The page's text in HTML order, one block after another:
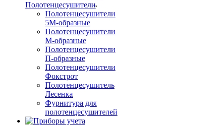
Полотенцесушители
Полотенцесушители
5М-образные
Полотенцесушители
М-образные
Полотенцесушители
П-образные
Полотенцесушители
Фокстрот
Полотенцесушитель
Лесенка
Фурнитура для
полотенцесушителей